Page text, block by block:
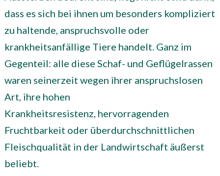
dass es sich bei ihnen um besonders kompliziert
zu haltende, anspruchsvolle oder
krankheitsanfällige Tiere handelt. Ganz im
Gegenteil: alle diese Schaf- und Geflügelrassen
waren seinerzeit wegen ihrer anspruchslosen
Art, ihre hohen
Krankheitsresistenz, hervorragenden
Fruchtbarkeit oder überdurchschnittlichen
Fleischqualität in der Landwirtschaft äußerst
beliebt.